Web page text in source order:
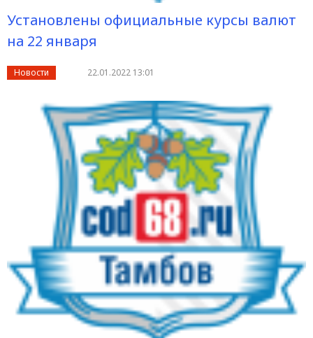
Установлены официальные курсы валют
на 22 января
Новости 22.01.2022 13:01